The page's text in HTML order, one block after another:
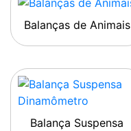
Balanças de Animais
Balança Suspensa